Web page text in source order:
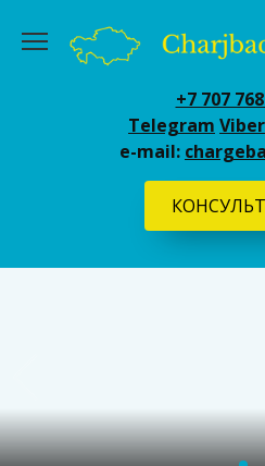
содержанию
+7 707
Telegram Viber
e-mail: